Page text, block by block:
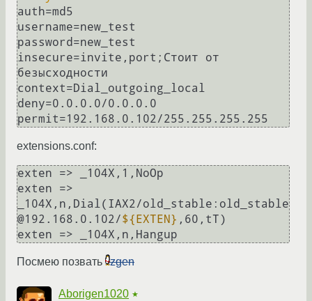
auth=md5
username=new_test
password=new_test
insecure=invite,port;Стоит от
безысходности
context=Dial_outgoing_local
deny=0.0.0.0/0.0.0.0
extensions.conf:
exten => _104X,1,NoOp
exten =>
_104X,n,Dial(IAX2/old_stable:old_stable
@192.168.0.102/${EXTEN} ,60,tT)
Посмею позвать zgen
Aborigen1020 ★